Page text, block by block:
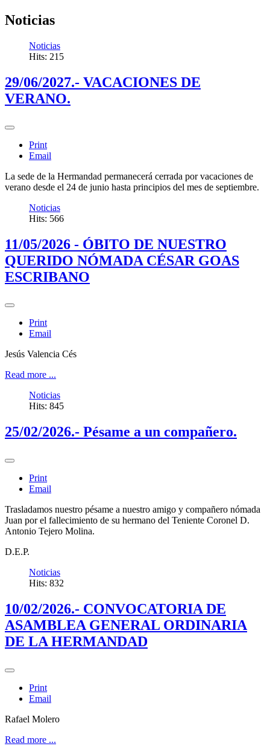
Noticias
Noticias
Hits: 215
29/06/2027.- VACACIONES DE
VERANO.
Print
Email
La sede de la Hermandad permanecerá cerrada por vacaciones de
verano desde el 24 de junio hasta principios del mes de septiembre.
Noticias
Hits: 566
11/05/2026 - ÓBITO DE NUESTRO
QUERIDO NÓMADA CÉSAR GOAS
ESCRIBANO
Print
Email
Jesús Valencia Cés
Read more ...
Noticias
Hits: 845
25/02/2026.- Pésame a un compañero.
Print
Email
Trasladamos nuestro pésame a nuestro amigo y compañero nómada
Juan por el fallecimiento de su hermano del Teniente Coronel D.
Antonio Tejero Molina.
D.E.P.
Noticias
Hits: 832
10/02/2026.- CONVOCATORIA DE
ASAMBLEA GENERAL ORDINARIA
DE LA HERMANDAD
Print
Email
Rafael Molero
Read more ...